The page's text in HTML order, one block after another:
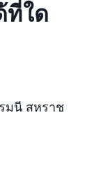
ใด
มนี สหราช